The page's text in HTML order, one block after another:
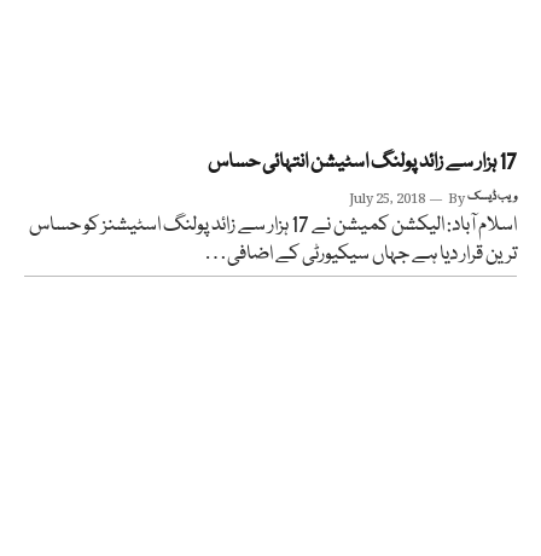
17 ہزار سے زائد پولنگ اسٹیشن انتہائی حساس
July 25, 2018 Byویب ڈیسک
اسلام آباد: الیکشن کمیشن نے 17 ہزار سے زائد پولنگ اسٹیشنز کو حساس
ترین قرار دیا ہے جہاں سیکیورٹی کے اضافی…